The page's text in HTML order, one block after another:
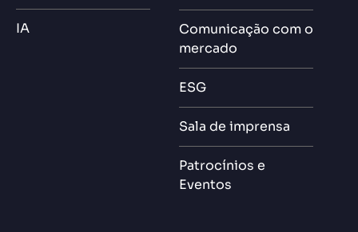
IA
Comunicação com o
mercado
ESG
Sala de imprensa
Patrocínios e
Eventos